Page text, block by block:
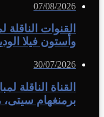
07/08/2026
القنوات الناقلة
وأستون فيلا
30/07/2026
القناة الناقلة
برمنغهام سيتى،